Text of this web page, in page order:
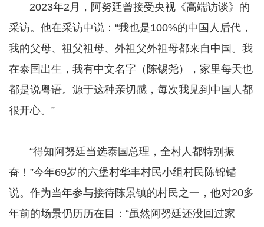
​​​​​​​ 2023年2月，阿努廷曾接受央视《高端访谈》的
采访。他在采访中说：“我也是100%的中国人后代，
我的父母、祖父祖母、外祖父外祖母都来自中国。我
在泰国出生，我有中文名字（陈锡尧），家里每天也
都是说粤语。源于这种亲切感，每次我见到中国人都
很开心。”
​​​​​​​ “得知阿努廷当选泰国总理，全村人都特别振
奋！”今年69岁的六堡村华丰村民小组村民陈锦锚
说。作为当年参与接待陈景镇的村民之一，他对20多
年前的场景仍历历在目：“虽然阿努廷还没回过家